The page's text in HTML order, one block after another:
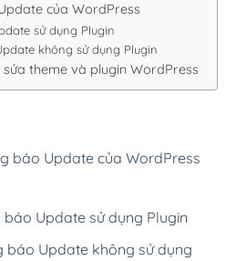
của WordPress
sử dụng Plugin
không sử dụng Plugin
sửa theme và plugin WordPress
báo Update của WordPress
báo Update sử dụng Plugin
báo Update không sử dụng